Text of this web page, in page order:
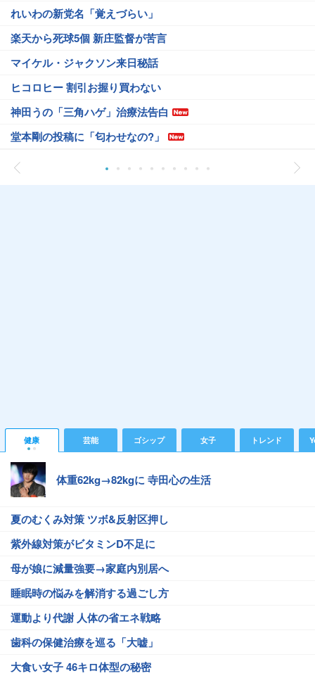
れいわの新党名「覚えづらい」
楽天から死球5個 新庄監督が苦言
マイケル・ジャクソン来日秘話
ヒコロヒー 割引お握り買わない
神田うの「三角ハゲ」治療法告白
堂本剛の投稿に「匂わせなの?」
健康 芸能 ゴシップ 女子 トレンド
体重62kg→82kgに 寺田心の生活
夏のむくみ対策 ツボ&反射区押し
紫外線対策がビタミンD不足に
母が娘に減量強要→家庭内別居へ
睡眠時の悩みを解消する過ごし方
運動より代謝 人体の省エネ戦略
歯科の保健治療を巡る「大嘘」
大食い女子 46キロ体型の秘密